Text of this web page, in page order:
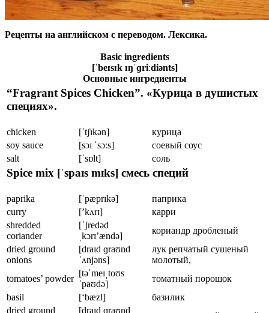
Рецепты на английском с переводом. Лексика.
Basic ingredients
[ˈbeɪsɪk ɪŋˈɡriːdiənts]
Основные ингредиенты
“Fragrant Spices Chicken”. «Курица в душистых
специях».
chicken [ˈtʃɪkən]
курица
soy sauce
[sɔɪ ˈsɔːs]
соевый соус
salt
[ˈsɒlt] соль
Spice mix [ˈspaɪs mɪks] смесь специй
paprika [ˈpæprɪkə]
паприка
curry
[’kʌrɪ]
карри
shredded
coriander
[ˈʃredəd
ˌkɔrɪ’ændə]
кориандр дробленый
dried ground
onions
[draɪd ɡraʊnd
ˈʌnjəns]
лук репчатый сушеный
молотый,
tomatoes’ powder
[təˈmeɪˌtoʊs
ˈpaʊdə]
томатный порошок
basil
[‘bæzl]
базилик
dried ground
[draɪd ɡraʊnd